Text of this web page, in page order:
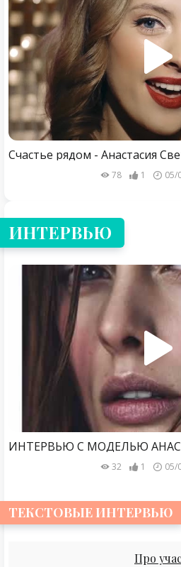
Счастье рядом - Анастасия
78 1 05/
ИНТЕРВЬЮ
32 1 05/
ТЕКСТОВЫЕ ИНТЕРВЬЮ
Про